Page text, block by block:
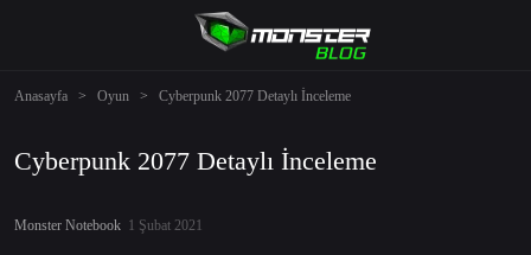
Anasayfa > Oyun > Cyberpunk 2077 Detaylı İnceleme
Cyberpunk 2077 Detaylı İnceleme
Monster Notebook 1 Şubat 2021